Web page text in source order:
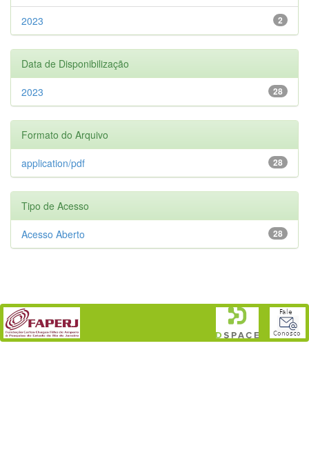
2
2023
Data de Disponibilização
28
2023
Formato do Arquivo
28
application/pdf
Tipo de Acesso
28
Acesso Aberto